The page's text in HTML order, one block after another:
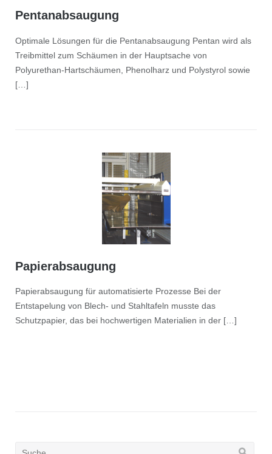
Pentanabsaugung
Optimale Lösungen für die Pentanabsaugung Pentan wird als
Treibmittel zum Schäumen in der Hauptsache von
Polyurethan-Hartschäumen, Phenolharz und Polystyrol sowie
[…]
Papierabsaugung
Papierabsaugung für automatisierte Prozesse Bei der
Entstapelung von Blech- und Stahltafeln musste das
Schutzpapier, das bei hochwertigen Materialien in der […]
Search